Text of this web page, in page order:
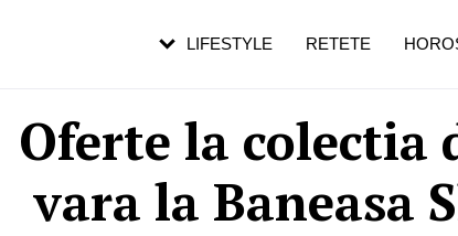
Oferte la colectia
vara la Baneasa
LIFESTYLE RETETE
pe măsură ce înaintezi în vârstă
de dureroasă